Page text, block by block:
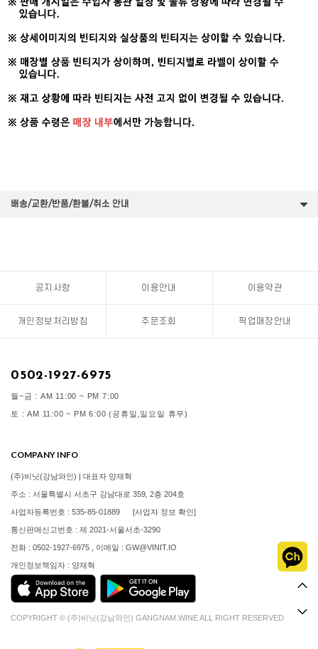
배송/교환/반품/환불/취소 안내
공지사항 이용안내 이용약관
개인정보처리방침 주문조회 픽업매장안내
0502-1927-6975
월~금 : AM 11:00 ~ PM 7:00
토 : AM 11:00 ~ PM 6:00 (공휴일,일요일 휴무)
COMPANY INFO
(주)비닛(강남와인) | 대표자 양재혁
주소 : 서울특별시 서초구 강남대로 359, 2층 204호
사업자등록번호 : 535-85-01889 [사업자 정보 확인]
통신판매신고번호 : 제 2021-서울서초-3290
전화 : 0502-1927-6975 , 이메일 : GW@VINIT.IO
개인정보책임자 : 양재혁
COPYRIGHT © (주)비닛(강남와인) GANGNAM.WINE ALL RIGHT RESERVED